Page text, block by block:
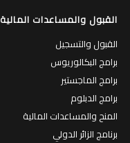
القبول والمساعدات المالية
القبول والتسجيل
برامج البكالوريوس
برامج الماجستير
برامج الدبلوم
المنح والمساعدات المالية
برنامج الزائر الدولي